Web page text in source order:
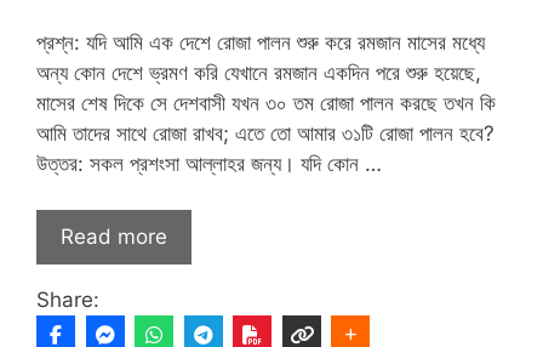
প্রশ্ন: যদি আমি এক দেশে রোজা পালন শুরু করে রমজান মাসের মধ্যে
অন্য কোন দেশে ভ্রমণ করি যেখানে রমজান একদিন পরে শুরু হয়েছে,
মাসের শেষ দিকে সে দেশবাসী যখন ৩০ তম রোজা পালন করছে তখন কি
আমি তাদের সাথে রোজা রাখব; এতে তো আমার ৩১টি রোজা পালন হবে?
উত্তর: সকল প্রশংসা আল্লাহর জন্য। যদি কোন …
Read more
Share: